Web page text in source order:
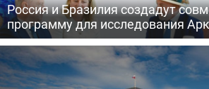
Россия и Бразилия создадут
программу для исследования